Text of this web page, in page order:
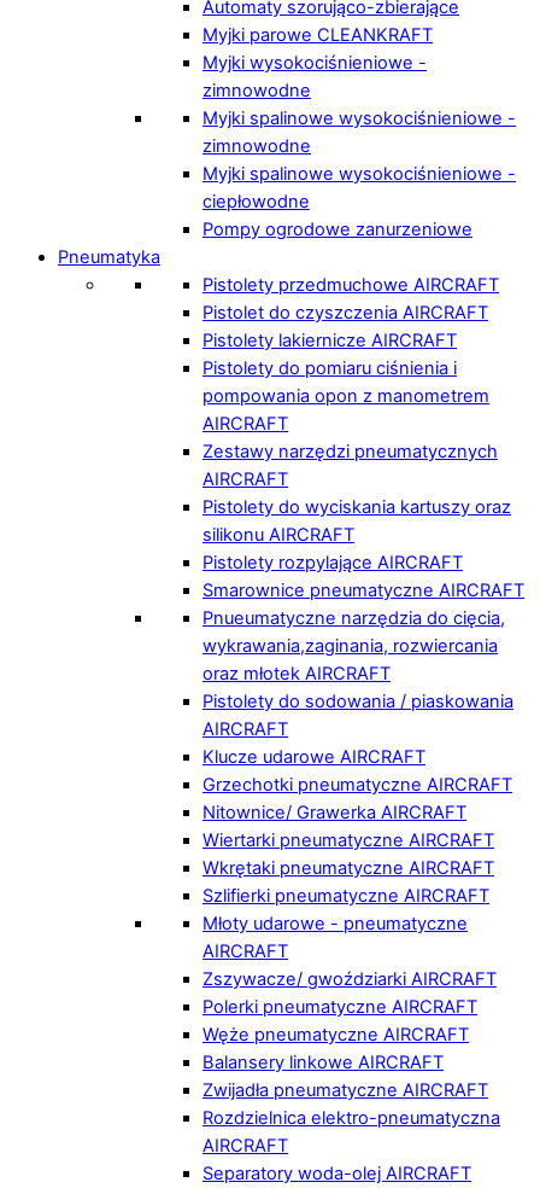
Automaty szorująco-zbierające
Myjki parowe CLEANKRAFT
Myjki wysokociśnieniowe -
zimnowodne
Myjki spalinowe wysokociśnieniowe -
zimnowodne
Myjki spalinowe wysokociśnieniowe -
ciepłowodne
Pompy ogrodowe zanurzeniowe
Pneumatyka
Pistolety przedmuchowe AIRCRAFT
Pistolet do czyszczenia AIRCRAFT
Pistolety lakiernicze AIRCRAFT
Pistolety do pomiaru ciśnienia i
pompowania opon z manometrem
AIRCRAFT
Zestawy narzędzi pneumatycznych
AIRCRAFT
Pistolety do wyciskania kartuszy oraz
silikonu AIRCRAFT
Pistolety rozpylające AIRCRAFT
Smarownice pneumatyczne AIRCRAFT
Pnueumatyczne narzędzia do cięcia,
wykrawania,zaginania, rozwiercania
oraz młotek AIRCRAFT
Pistolety do sodowania / piaskowania
AIRCRAFT
Klucze udarowe AIRCRAFT
Grzechotki pneumatyczne AIRCRAFT
Nitownice/ Grawerka AIRCRAFT
Wiertarki pneumatyczne AIRCRAFT
Wkrętaki pneumatyczne AIRCRAFT
Szlifierki pneumatyczne AIRCRAFT
Młoty udarowe - pneumatyczne
AIRCRAFT
Zszywacze/ gwoździarki AIRCRAFT
Polerki pneumatyczne AIRCRAFT
Węże pneumatyczne AIRCRAFT
Balansery linkowe AIRCRAFT
Zwijadła pneumatyczne AIRCRAFT
Rozdzielnica elektro-pneumatyczna
AIRCRAFT
Separatory woda-olej AIRCRAFT